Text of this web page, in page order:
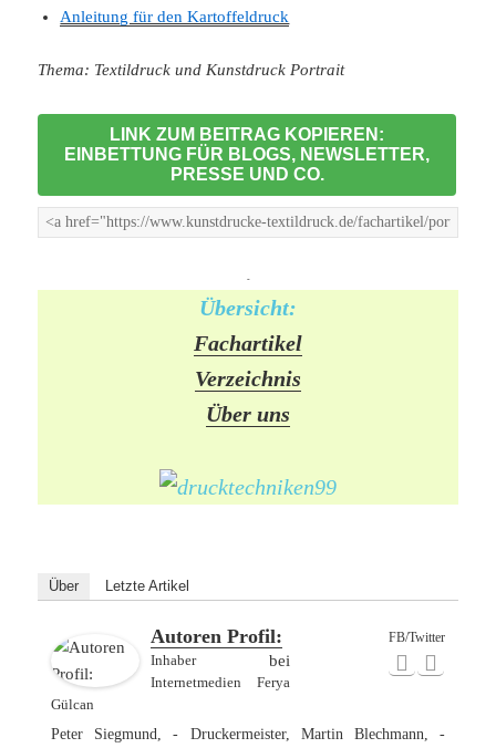
Anleitung für den Kartoffeldruck
Thema: Textildruck und Kunstdruck Portrait
LINK ZUM BEITRAG KOPIEREN:
EINBETTUNG FÜR BLOGS, NEWSLETTER,
PRESSE UND CO.
-
Übersicht:
Fachartikel
Verzeichnis
Über uns
Über Letzte Artikel
FB/Twitter
Autoren Profil:
Inhaberbei
Internetmedien Ferya
Gülcan
Peter Siegmund, - Druckermeister, Martin Blechmann, -